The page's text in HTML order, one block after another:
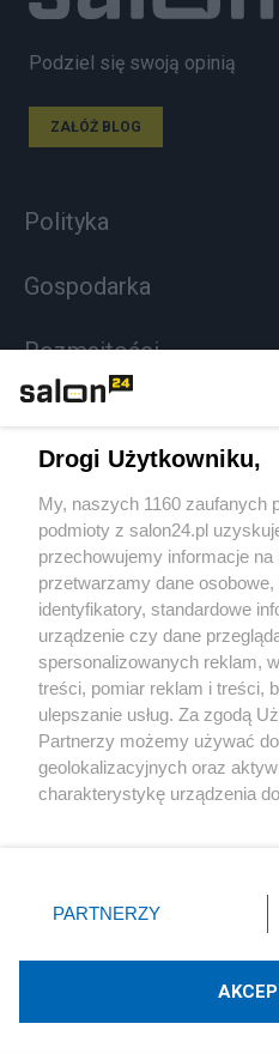
Podziel się swoją opinią
ZAŁÓŻ BLOG
Polityka
Gospodarka
Rozmaitości
Sport
Społeczeństwo
Kultura
X Facebook
Technologię
Drogi Użytkowniku,
My, naszych 1160 zaufanych
podmioty z salon24.pl
przechowujemy informacje na
przetwarzamy dane
identyfikatory, standardowe
urządzenie czy dane
spersonalizowanych reklam,
treści, pomiar reklam i treści,
ulepszanie usług. Za zgodą
Partnerzy możemy używać
geolokalizacyjnych oraz
charakterystykę urządzenia
zmienić/wycofać klikając
znajdujący się w lewym
rodzaje przetwarzania
użytkownika, ale masz prawo
PARTNERZY